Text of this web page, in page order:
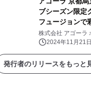
ブシーズン限
フュージョンで
株式会社 アゴーラ
2024年11月21
発行者のリリースをもっと